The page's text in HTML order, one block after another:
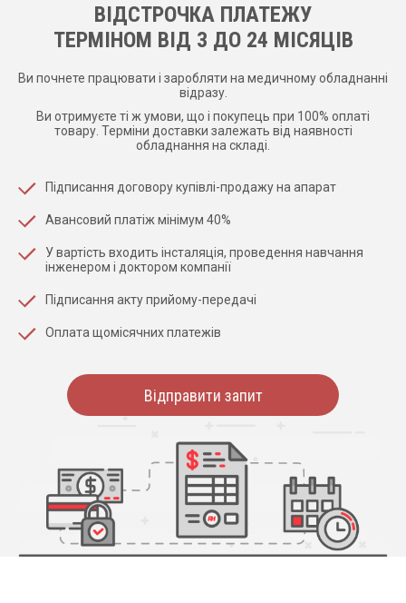
ВІДСТРОЧКА ПЛАТЕЖУ
ТЕРМІНОМ ВІД 3 ДО 24 МІСЯЦІВ
Ви почнете працювати і заробляти на медичному обладнанні
відразу.
Ви отримуєте ті ж умови, що і покупець при 100% оплаті
товару. Терміни доставки залежать від наявності
обладнання на складі.
Підписання договору купівлі-продажу на апарат
Авансовий платіж мінімум 40%
У вартість входить інсталяція, проведення навчання
інженером і доктором компанії
Підписання акту прийому-передачі
Оплата щомісячних платежів
Відправити запит